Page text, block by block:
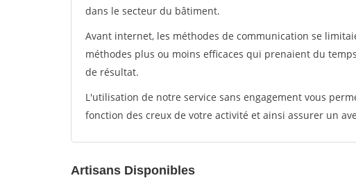
dans le secteur du bâtiment.
Avant internet, les méthodes de communication se
méthodes plus ou moins efficaces qui prenaient du
de résultat.
L'utilisation de notre service sans engagement vous
fonction des creux de votre activité et ainsi assurer un
Artisans Disponibles